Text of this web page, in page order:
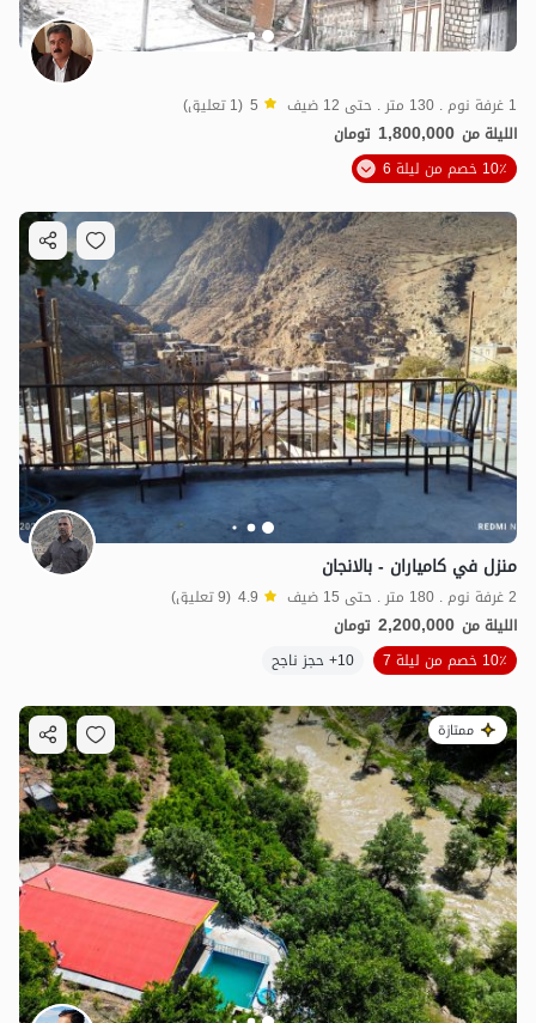
1 غرفة نوم . 130 متر . حتى 12 ضيف 5 (1 تعليق)
الليلة من 1,800,000 تومان
10٪ خصم من ليلة 6
منزل في كامياران - بالانجان
2 غرفة نوم . 180 متر . حتى 15 ضيف 4.9 (9 تعليق)
الليلة من 2,200,000 تومان
10٪ خصم من ليلة 7
10+ حجز ناجح
ممتازة